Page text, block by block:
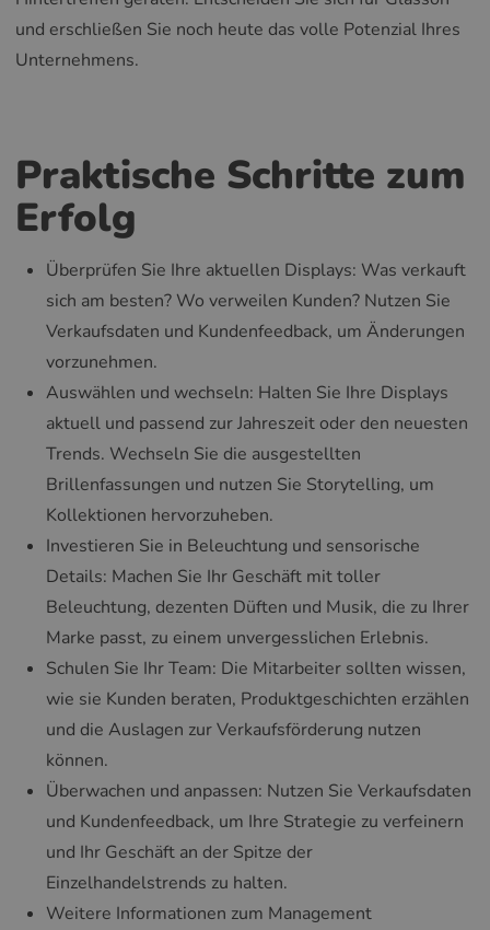
und erschließen Sie noch heute das volle Potenzial Ihres
Unternehmens.
Praktische Schritte zum
Erfolg
Überprüfen Sie Ihre aktuellen Displays: Was verkauft
sich am besten? Wo verweilen Kunden? Nutzen Sie
Verkaufsdaten und Kundenfeedback, um Änderungen
vorzunehmen.
Auswählen und wechseln: Halten Sie Ihre Displays
aktuell und passend zur Jahreszeit oder den neuesten
Trends. Wechseln Sie die ausgestellten
Brillenfassungen und nutzen Sie Storytelling, um
Kollektionen hervorzuheben.
Investieren Sie in Beleuchtung und sensorische
Details: Machen Sie Ihr Geschäft mit toller
Beleuchtung, dezenten Düften und Musik, die zu Ihrer
Marke passt, zu einem unvergesslichen Erlebnis.
Schulen Sie Ihr Team: Die Mitarbeiter sollten wissen,
wie sie Kunden beraten, Produktgeschichten erzählen
und die Auslagen zur Verkaufsförderung nutzen
können.
Überwachen und anpassen: Nutzen Sie Verkaufsdaten
und Kundenfeedback, um Ihre Strategie zu verfeinern
und Ihr Geschäft an der Spitze der
Einzelhandelstrends zu halten.
Weitere Informationen zum Management